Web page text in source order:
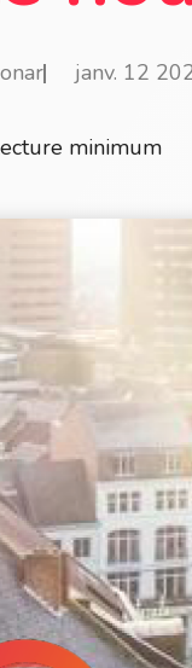
janv. 12
minimum